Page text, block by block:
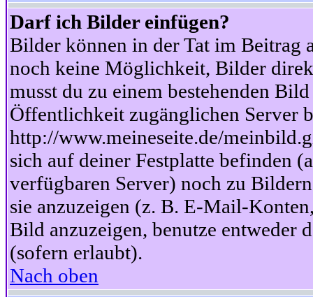
Darf ich Bilder einfügen?
Bilder können in der Tat im Beitrag
noch keine Möglichkeit, Bilder
musst du zu einem bestehenden
Öffentlichkeit zugänglichen Server
http://www.meineseite.de/
sich auf deiner Festplatte befinden
verfügbaren Server) noch zu
sie anzuzeigen (z. B. E-Mail-
Bild anzuzeigen, benutze
(sofern erlaubt).
Nach oben